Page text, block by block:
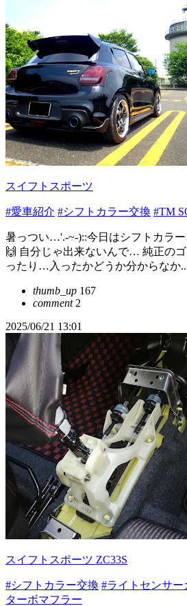
スイフトスポーツ
#愛車紹介 #シフトカラー交換 #TM
暑っつい…'.-~-)::今日はシフトカラ
🙌 自分じゃ出来ないんで… 純正の
ったり…入ったかどうか分からなか
thumb_up 167
comment2
2025/06/21 13:01
スイフトスポーツ ZC33S
#シフトカラー交換 #ライトセンサー
ターボマフラー